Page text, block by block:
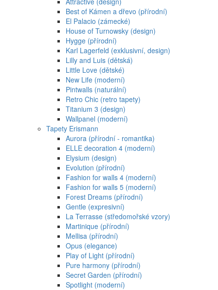
Best of Kámen a dřevo (přírodní)
El Palacio (zámecké)
House of Turnowsky (design)
Hygge (přírodní)
Karl Lagerfeld (exklusivní, design)
Lilly and Luis (dětská)
Little Love (dětské)
New Life (moderní)
Pintwalls (naturální)
Retro Chic (retro tapety)
Titanium 3 (design)
Wallpanel (moderní)
Tapety Erismann
Aurora (přírodní - romantika)
ELLE decoration 4 (moderní)
Elysium (design)
Evolution (přírodní)
Fashion for walls 4 (moderní)
Fashion for walls 5 (moderní)
Forest Dreams (přírodní)
Gentle (expresivní)
La Terrasse (středomořské vzory)
Martinique (přírodní)
Mellisa (přírodní)
Opus (elegance)
Play of Light (přírodní)
Pure harmony (přírodní)
Secret Garden (přírodní)
Spotlight (moderní)